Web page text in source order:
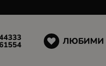
ЛЮБИМИ